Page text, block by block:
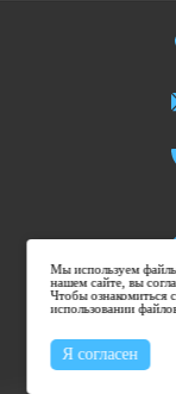
Мы используем
нашем сайте, вы
Чтобы
использовании
Я согласен